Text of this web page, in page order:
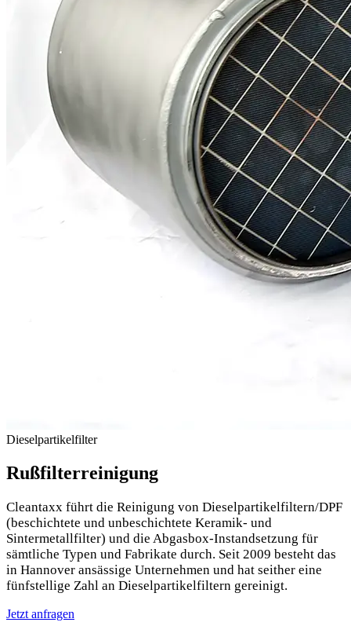
Dieselpartikelfilter
Rußfilterreinigung
Cleantaxx führt die Reinigung von Dieselpartikelfiltern/DPF
(beschichtete und unbeschichtete Keramik- und
Sintermetallfilter) und die Abgasbox-Instandsetzung für
sämtliche Typen und Fabrikate durch. Seit 2009 besteht das
in Hannover ansässige Unternehmen und hat seither eine
fünfstellige Zahl an Dieselpartikelfiltern gereinigt.
Jetzt anfragen